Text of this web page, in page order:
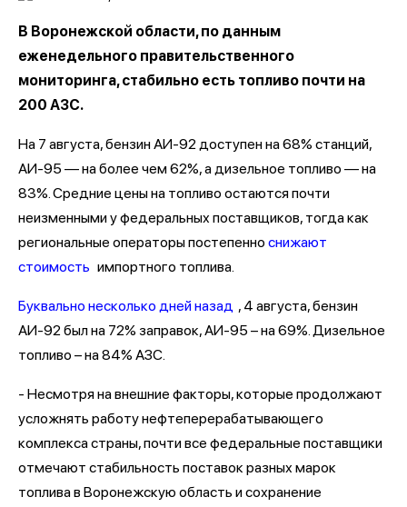
В Воронежской области, по данным
еженедельного правительственного
мониторинга, стабильно есть топливо почти на
200 АЗС.
На 7 августа, бензин АИ-92 доступен на 68% станций,
АИ-95 — на более чем 62%, а дизельное топливо — на
83%. Средние цены на топливо остаются почти
неизменными у федеральных поставщиков, тогда как
региональные операторы постепенно снижают
стоимость импортного топлива.
Буквально несколько дней назад , 4 августа, бензин
АИ-92 был на 72% заправок, АИ-95 – на 69%. Дизельное
топливо – на 84% АЗС.
- Несмотря на внешние факторы, которые продолжают
усложнять работу нефтеперерабатывающего
комплекса страны, почти все федеральные поставщики
отмечают стабильность поставок разных марок
топлива в Воронежскую область и сохранение